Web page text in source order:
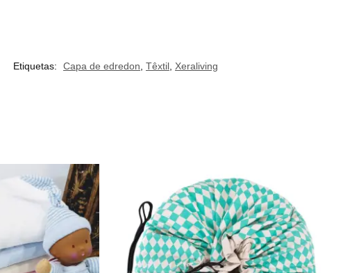
Etiquetas: Capa de edredon Têxtil Xeraliving